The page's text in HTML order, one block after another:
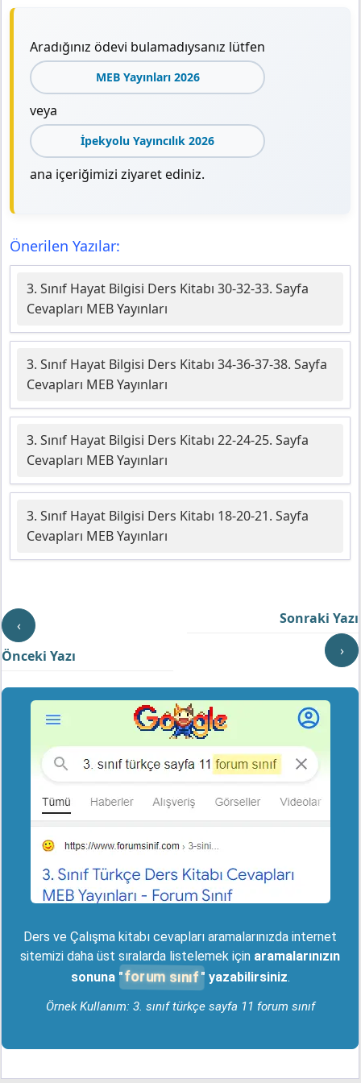
Aradığınız ödevi bulamadıysanız lütfen
MEB Yayınları 2026
veya
İpekyolu Yayıncılık 2026
ana içeriğimizi ziyaret ediniz.
Önerilen Yazılar:
3. Sınıf Hayat Bilgisi Ders Kitabı 30-32-33. Sayfa
Cevapları MEB Yayınları
3. Sınıf Hayat Bilgisi Ders Kitabı 34-36-37-38. Sayfa
Cevapları MEB Yayınları
3. Sınıf Hayat Bilgisi Ders Kitabı 22-24-25. Sayfa
Cevapları MEB Yayınları
3. Sınıf Hayat Bilgisi Ders Kitabı 18-20-21. Sayfa
Cevapları MEB Yayınları
‹
Önceki Yazı
Sonraki Yazı
›
Ders ve Çalışma kitabı cevapları aramalarınızda internet
sitemizi daha üst sıralarda listelemek için aramalarınızın
sonuna " forum sınıf " yazabilirsiniz.
Örnek Kullanım: 3. sınıf türkçe sayfa 11 forum sınıf